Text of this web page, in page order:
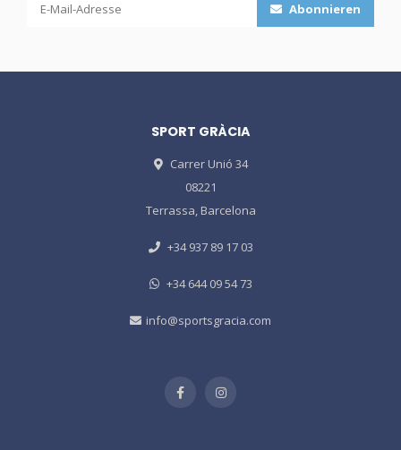
Abonnieren
SPORT GRÀCIA
Carrer Unió 34
08221
Terrassa, Barcelona
+34 937 89 17 03
+34 644 09 54 73
info@sportsgracia.com